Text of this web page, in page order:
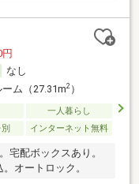
円
なし
ム（27.31m2）
一人暮らし
インターネット無料
宅配ボックスあり。
オートロック。